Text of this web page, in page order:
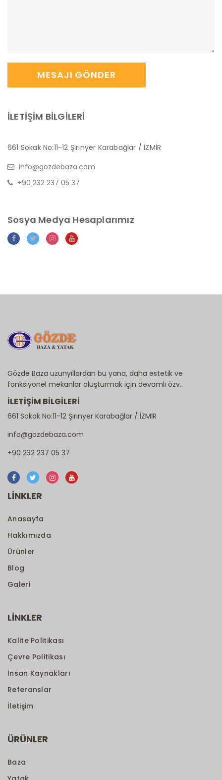
MESAJI GÖNDER
İLETİŞİM BİLGİLERİ
661 Sokak No:11-12 Şirinyer Karabağlar / İZMİR
info@gozdebaza.com
+90 232 237 05 37
Sosya Medya Hesaplarımız
Gözde Baza uzunyıllardan bu yana, daha estetik ve
fonksiyonel mekanlar oluşturmak için devamlı özv..
İLETİŞİM BİLGİLERİ
661 Sokak No:11-12 Şirinyer Karabağlar / İZMİR
info@gozdebaza.com
+90 232 237 05 37
LİNKLER
Anasayfa
Hakkımızda
Ürünler
Blog
Galeri
LİNKLER
Kalite Politikası
Çevre Politikası
İnsan Kaynakları
Referanslar
İletişim
ÜRÜNLER
Baza